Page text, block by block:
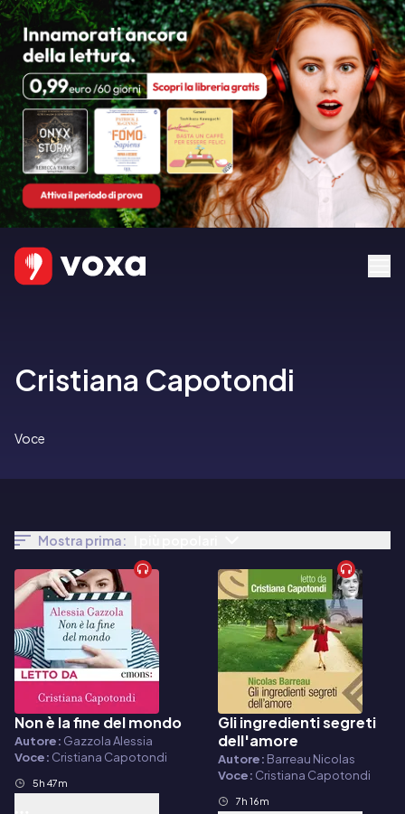
Cristiana Capotondi
Voce
Mostra prima:
Audiolibro
Non è la fine del mondo
Autore: Gazzola Alessia
Voce: Cristiana Capotondi
5h 47m
Audiolibro
Gli ingredienti segreti
dell'amore
Autore: Barreau Nicolas
Voce: Cristiana Capotondi
7h 16m